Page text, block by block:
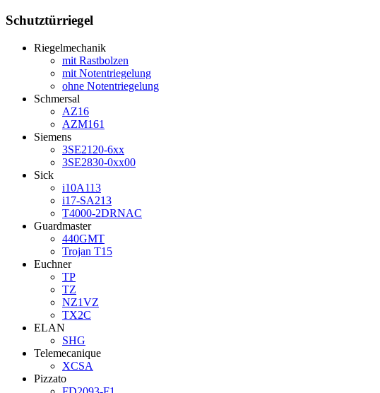
Schutztürriegel
Riegelmechanik
mit Rastbolzen
mit Notentriegelung
ohne Notentriegelung
Schmersal
AZ16
AZM161
Siemens
3SE2120-6xx
3SE2830-0xx00
Sick
i10A113
i17-SA213
T4000-2DRNAC
Guardmaster
440GMT
Trojan T15
Euchner
TP
TZ
NZ1VZ
TX2C
ELAN
SHG
Telemecanique
XCSA
Pizzato